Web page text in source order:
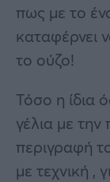
πως με το
καταφέρνει
το ούζο!
Τόσο η ίδια
γέλια με
περιγραφή
με τεχνική ,